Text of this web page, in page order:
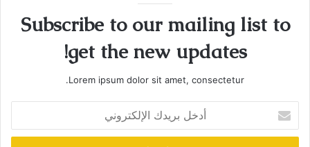
Subscribe to our mailing list to
get the new updates!
Lorem ipsum dolor sit amet, consectetur.
بريدك
الإلكتروني